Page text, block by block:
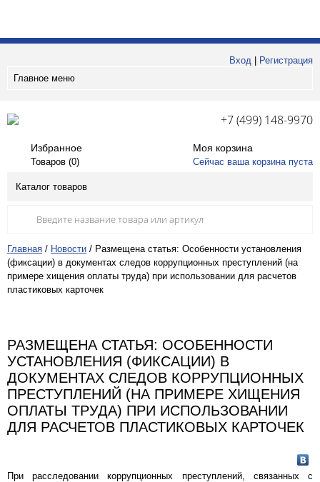
Вход
Регистрация
Главное меню
+7 (499) 148-9970
Избранное
Товаров (0)
Моя корзина
Сейчас ваша корзина пуста
Каталог товаров
Главная / Новости / Размещена статья: Особенности установления
(фиксации) в документах следов коррупционных преступлений (на
примере хищения оплаты труда) при использовании для расчетов
пластиковых карточек
РАЗМЕЩЕНА СТАТЬЯ: ОСОБЕННОСТИ
УСТАНОВЛЕНИЯ (ФИКСАЦИИ) В
ДОКУМЕНТАХ СЛЕДОВ КОРРУПЦИОННЫХ
ПРЕСТУПЛЕНИЙ (НА ПРИМЕРЕ ХИЩЕНИЯ
ОПЛАТЫ ТРУДА) ПРИ ИСПОЛЬЗОВАНИИ
ДЛЯ РАСЧЕТОВ ПЛАСТИКОВЫХ КАРТОЧЕК
При расследовании коррупционных преступлений, связанных с